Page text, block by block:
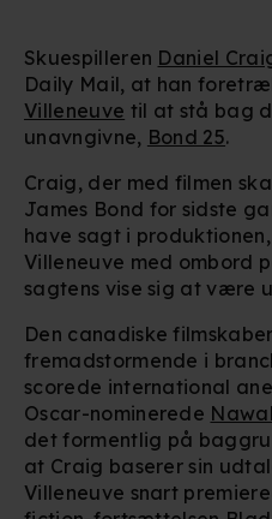
Skuespilleren Daniel
Daily Mail, at han
Villeneuve til at stå bag
unavngivne, Bond 25.
Craig, der med filmen
James Bond for sidste
have sagt i
Villeneuve med ombord
sagtens vise sig at være
Den canadiske
fremadstormende i
scorede international
Oscar-nominerede
det formentlig på
at Craig baserer sin
Villeneuve snart